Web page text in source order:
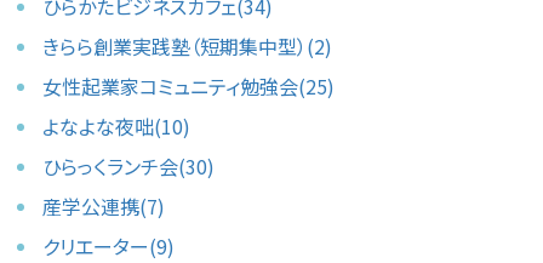
ひらかたビジネスカフェ(34)
きらら創業実践塾（短期集中型）(2)
女性起業家コミュニティ勉強会(25)
よなよな夜咄(10)
ひらっくランチ会(30)
産学公連携(7)
クリエーター(9)